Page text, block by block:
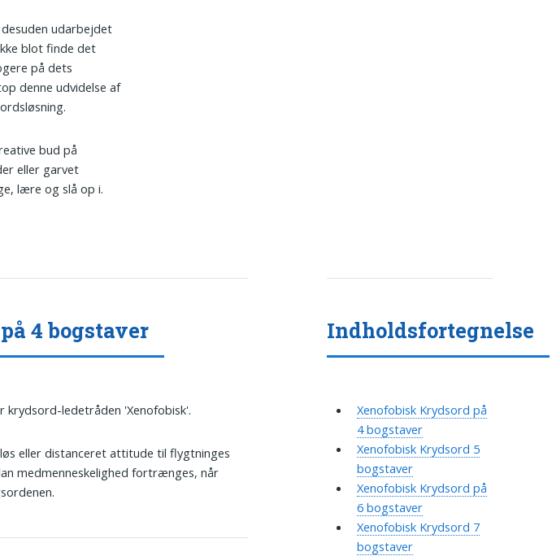
udarbejdet
blot finde det
på dets
denne udvidelse af
bud på
eller garvet
lære og slå op i.
4 bogstaver
krydsord-ledetråden 'Xenofobisk'.
eller distanceret attitude til flygtninges
medmenneskelighed fortrænges, når
Indholdsfortegnelse
Xenofobisk Krydsord på
4 bogstaver
Xenofobisk Krydsord 5
bogstaver
Xenofobisk Krydsord på
6 bogstaver
Xenofobisk Krydsord 7
bogstaver